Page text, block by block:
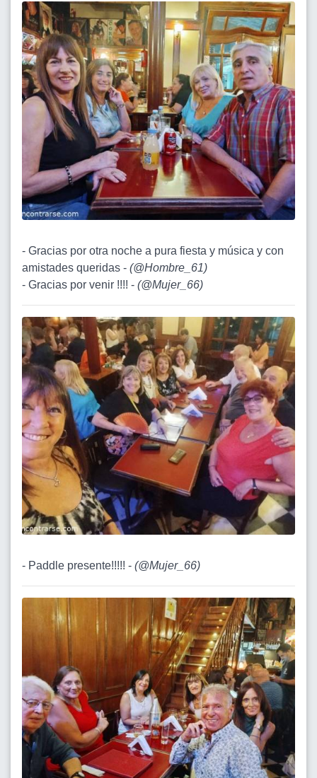
- Gracias por otra noche a pura fiesta y música y con
amistades queridas - (@Hombre_61)
- Gracias por venir !!!! - (@Mujer_66)
- Paddle presente!!!!! - (@Mujer_66)